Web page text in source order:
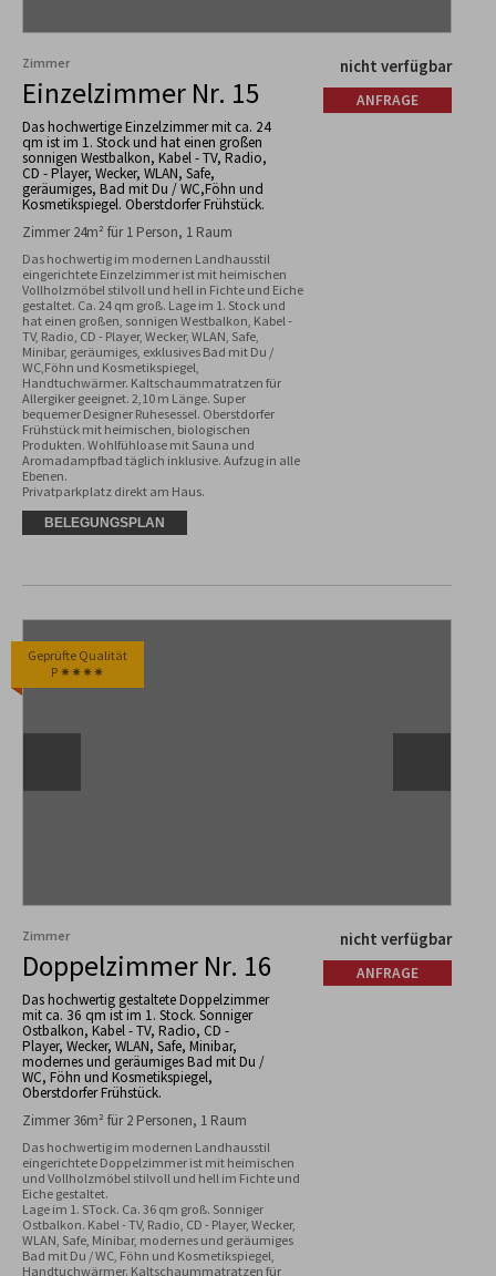
Zimmer
Einzelzimmer Nr. 15
Das hochwertige Einzelzimmer mit ca. 24
qm ist im 1. Stock und hat einen großen
sonnigen Westbalkon, Kabel - TV, Radio,
CD - Player, Wecker, WLAN, Safe,
geräumiges, Bad mit Du / WC,Föhn und
Kosmetikspiegel. Oberstdorfer Frühstück.
Zimmer 24m² für 1 Person, 1 Raum
Das hochwertig im modernen Landhausstil
eingerichtete Einzelzimmer ist mit heimischen
Vollholzmöbel stilvoll und hell in Fichte und Eiche
gestaltet. Ca. 24 qm groß. Lage im 1. Stock und
hat einen großen, sonnigen Westbalkon, Kabel -
TV, Radio, CD - Player, Wecker, WLAN, Safe,
Minibar, geräumiges, exklusives Bad mit Du /
WC,Föhn und Kosmetikspiegel,
Handtuchwärmer. Kaltschaummatratzen für
Allergiker geeignet. 2,10 m Länge. Super
bequemer Designer Ruhesessel. Oberstdorfer
Frühstück mit heimischen, biologischen
Produkten. Wohlfühloase mit Sauna und
Aromadampfbad täglich inklusive. Aufzug in alle
Ebenen.
Privatparkplatz direkt am Haus.
nicht verfügbar
ANFRAGE
BELEGUNGSPLAN
Geprüfte Qualität
P ✷✷✷✷
Zimmer
Doppelzimmer Nr. 16
Das hochwertig gestaltete Doppelzimmer
mit ca. 36 qm ist im 1. Stock. Sonniger
Ostbalkon, Kabel - TV, Radio, CD -
Player, Wecker, WLAN, Safe, Minibar,
modernes und geräumiges Bad mit Du /
WC, Föhn und Kosmetikspiegel,
Oberstdorfer Frühstück.
Zimmer 36m² für 2 Personen, 1 Raum
Das hochwertig im modernen Landhausstil
eingerichtete Doppelzimmer ist mit heimischen
und Vollholzmöbel stilvoll und hell im Fichte und
Eiche gestaltet.
Lage im 1. STock. Ca. 36 qm groß. Sonniger
Ostbalkon. Kabel - TV, Radio, CD - Player, Wecker,
WLAN, Safe, Minibar, modernes und geräumiges
Bad mit Du / WC, Föhn und Kosmetikspiegel,
Handtuchwärmer. Kaltschaummatratzen für
nicht verfügbar
ANFRAGE